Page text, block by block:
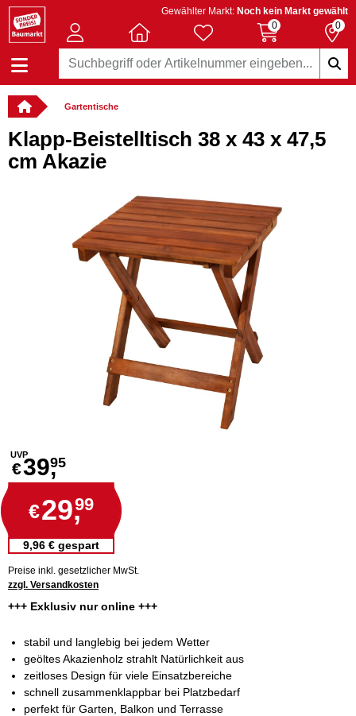
Gewählter Markt: Noch kein Markt gewählt
0
0
Gartentische
Klapp-Beistelltisch 38 x 43 x 47,5
cm Akazie
UVP
€39,95
€29,99
9,96 € gespart
Preise inkl. gesetzlicher MwSt.
zzgl. Versandkosten
+++ Exklusiv nur online +++
stabil und langlebig bei jedem Wetter
geöltes Akazienholz strahlt Natürlichkeit aus
zeitloses Design für viele Einsatzbereiche
schnell zusammenklappbar bei Platzbedarf
perfekt für Garten, Balkon und Terrasse